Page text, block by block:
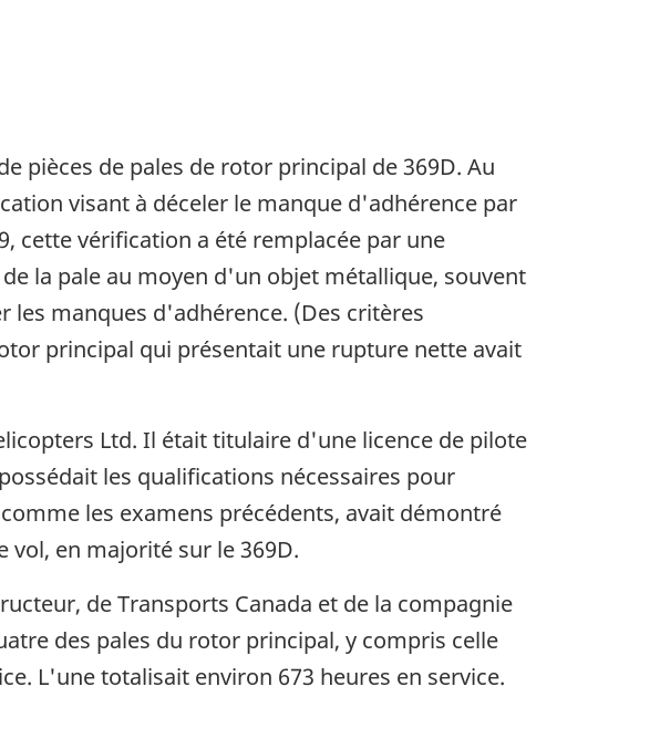
pièces de pales de rotor principal de 369D. Au
visant à déceler le manque d'adhérence par
cette vérification a été remplacée par une
la pale au moyen d'un objet métallique, souvent
les manques d'adhérence. (Des critères
principal qui présentait une rupture nette avait
Ltd. Il était titulaire d'une licence de pilote
les qualifications nécessaires pour
les examens précédents, avait démontré
vol, en majorité sur le 369D.
de Transports Canada et de la compagnie
des pales du rotor principal, y compris celle
L'une totalisait environ 673 heures en service.